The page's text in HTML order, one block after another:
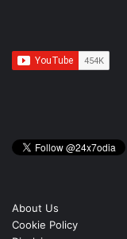
About Us
Cookie Policy